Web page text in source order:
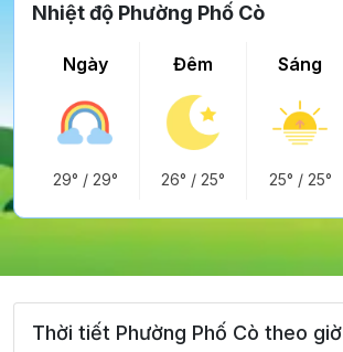
Nhiệt độ Phường Phố Cò
Ngày
29° / 29°
Đêm
26° / 25°
Sáng
25° / 25°
Thời tiết Phường Phố Cò theo giờ